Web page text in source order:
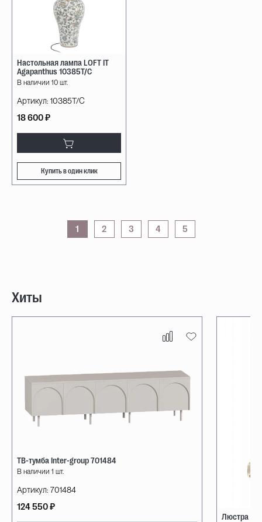
Настольная лампа LOFT IT
Agapanthus 10385T/C
В наличии 10 шт.
Артикул: 10385T/C
18 600 ₽
Купить в один клик
1 2 3 4 5
Хиты
ТВ-тумба Inter-group 701484
В наличии 1 шт.
Артикул: 701484
124 550 ₽
Люстра